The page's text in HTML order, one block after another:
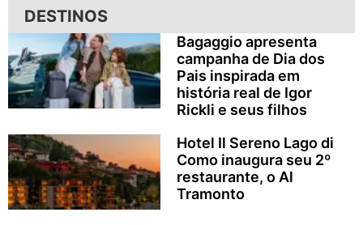
DESTINOS
Bagaggio apresenta
campanha de Dia dos
Pais inspirada em
história real de Igor
Rickli e seus filhos
Hotel Il Sereno Lago di
Como inaugura seu 2º
restaurante, o Al
Tramonto